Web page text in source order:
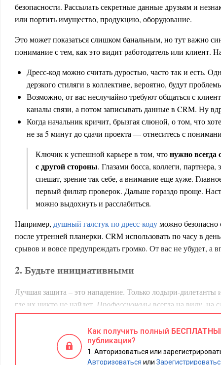
безопасности. Рассылать секретные данные друзьям и
или портить имущество, продукцию, оборудование.
Это может показаться слишком банальным, но тут важно
понимание с тем, как это видит работодатель или клиент.
Дресс-код можно считать дуростью, часто так и есть.
дерзкого стиляги в коллективе, вероятно, будут
Возможно, от вас неслучайно требуют общаться с
каналы связи, а потом записывать данные в CRM. Ну
Когда начальник кричит, брызгая слюной, о том, что
не за 5 минут до сдачи проекта — отнеситесь с
Ключик к успешной карьере в том, чтонужно всегда
с другой стороны. Глазами босса, коллеги, партнера,
спешат, зрение так себе, а внимание еще хуже.
первый фильтр проверок. Дальше гораздо проще.
можно выдохнуть и расслабиться.
Например, душный галстук по дресс-кодуможно безопасно
после утренней планерки. CRM использовать по часу в
срывов и вовсе предупреждать громко. От вас не убудет, а
2. Будьте инициативными
Лучшая защита – это нападение. Только лодыри-
где их никто не найдет. Профессионалы всегда на виду, на
любопытство, косвенно подтверждающее компетентность.
симулировать глубокое погружение в проект, вот лишь
Как получить полный
публикации?
Авторизоваться или
Авторизоваться или